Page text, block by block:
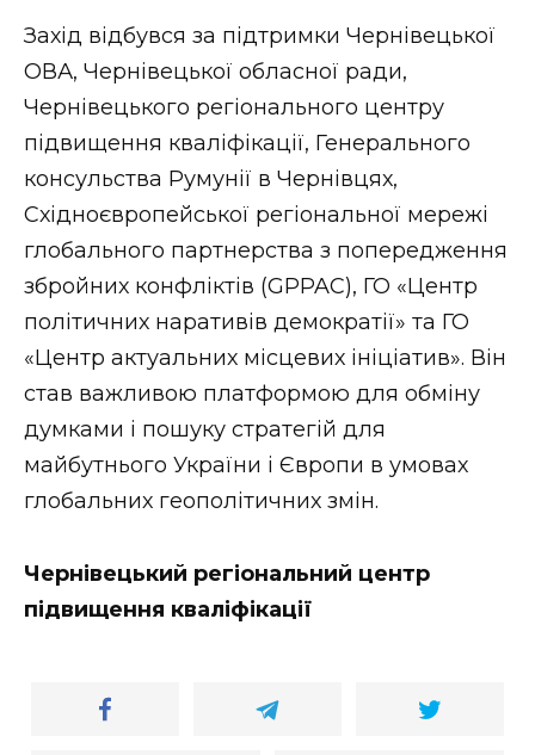
Захід відбувся за підтримки Чернівецької
ОВА, Чернівецької обласної ради,
Чернівецького регіонального центру
підвищення кваліфікації, Генерального
консульства Румунії в Чернівцях,
Східноєвропейської регіональної мережі
глобального партнерства з попередження
збройних конфліктів (GPPAC), ГО «Центр
політичних наративів демократії» та ГО
«Центр актуальних місцевих ініціатив». Він
став важливою платформою для обміну
думками і пошуку стратегій для
майбутнього України і Європи в умовах
глобальних геополітичних змін.
Чернівецький регіональний центр
підвищення кваліфікації